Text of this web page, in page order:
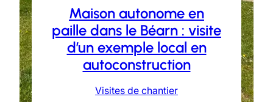
Maison autonome en
paille dans le Béarn : visite
d’un exemple local en
autoconstruction
Visites de chantier